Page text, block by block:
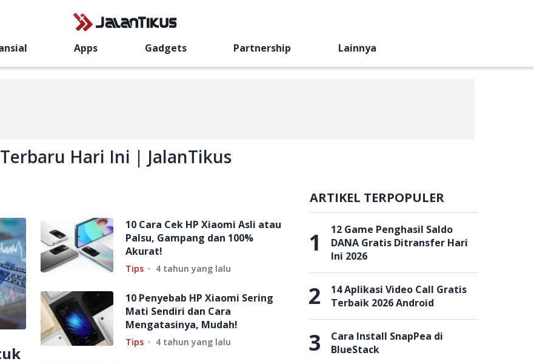
Apps Gadgets Partnership Lainnya
Hari Ini | JalanTikus
10 Cara Cek HP Xiaomi Asli atau
Palsu, Gampang dan 100%
Akurat!
Tips 4 tahun yang lalu
10 Penyebab HP Xiaomi Sering
Mati Sendiri dan Cara
Mengatasinya, Mudah!
Tips 4 tahun yang lalu
ARTIKEL TERPOPULER
1
12 Game Penghasil Saldo
DANA Gratis Ditransfer Hari
Ini 2026
2
14 Aplikasi Video Call Gratis
Terbaik 2026 Android
3
Cara Install SnapPea di
BlueStack